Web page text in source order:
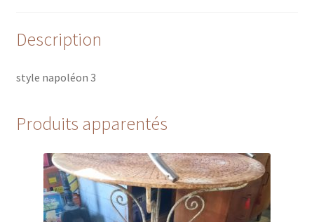
Description
style napoléon 3
Produits apparentés